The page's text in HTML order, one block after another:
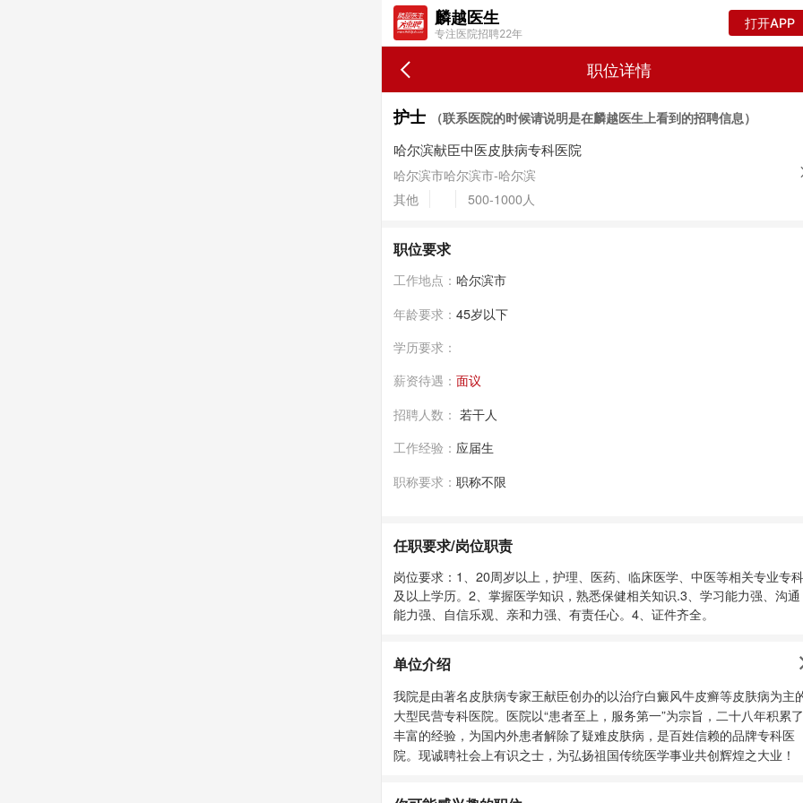
麟越医生
专注医院招聘22年
打开APP
职位详情
护士 （联系医院的时候请说明是在麟越医生上看到的招聘信息）
哈尔滨献臣中医皮肤病专科医院
哈尔滨市哈尔滨市-哈尔滨
其他
500-1000人
职位要求
工作地点： 哈尔滨市
年龄要求： 45岁以下
学历要求：
薪资待遇： 面议
招聘人数： 若干人
工作经验： 应届生
职称要求： 职称不限
任职要求/岗位职责
岗位要求：1、20周岁以上，护理、医药、临床医学、中医等相关专业专科
及以上学历。2、掌握医学知识，熟悉保健相关知识.3、学习能力强、沟通
能力强、自信乐观、亲和力强、有责任心。4、证件齐全。
单位介绍
我院是由著名皮肤病专家王献臣创办的以治疗白癜风牛皮癣等皮肤病为主
大型民营专科医院。医院以“患者至上，服务第一”为宗旨，二十八年积累了
丰富的经验，为国内外患者解除了疑难皮肤病，是百姓信赖的品牌专科医
院。现诚聘社会上有识之士，为弘扬祖国传统医学事业共创辉煌之大业！